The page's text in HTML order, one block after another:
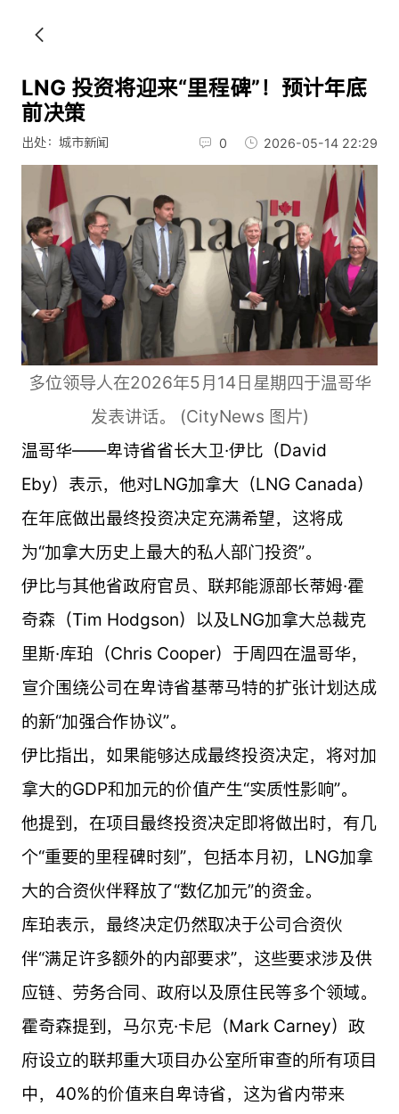
LNG 投资将迎来“里程碑”！预计年底
前决策
出处：城市新闻 0 2026-05-14 22:29
多位领导人在2026年5月14日星期四于温哥华
发表讲话。 (CityNews 图片)
温哥华——卑诗省省长大卫·伊比（David
Eby）表示，他对LNG加拿大（LNG Canada）
在年底做出最终投资决定充满希望，这将成
为“加拿大历史上最大的私人部门投资”。
伊比与其他省政府官员、联邦能源部长蒂姆·霍
奇森（Tim Hodgson）以及LNG加拿大总裁克
里斯·库珀（Chris Cooper）于周四在温哥华，
宣介围绕公司在卑诗省基蒂马特的扩张计划达成
的新“加强合作协议”。
伊比指出，如果能够达成最终投资决定，将对加
拿大的GDP和加元的价值产生“实质性影响”。
他提到，在项目最终投资决定即将做出时，有几
个“重要的里程碑时刻”，包括本月初，LNG加拿
大的合资伙伴释放了“数亿加元”的资金。
库珀表示，最终决定仍然取决于公司合资伙
伴“满足许多额外的内部要求”，这些要求涉及供
应链、劳务合同、政府以及原住民等多个领域。
霍奇森提到，马尔克·卡尼（Mark Carney）政
府设立的联邦重大项目办公室所审查的所有项目
中，40%的价值来自卑诗省，这为省内带来